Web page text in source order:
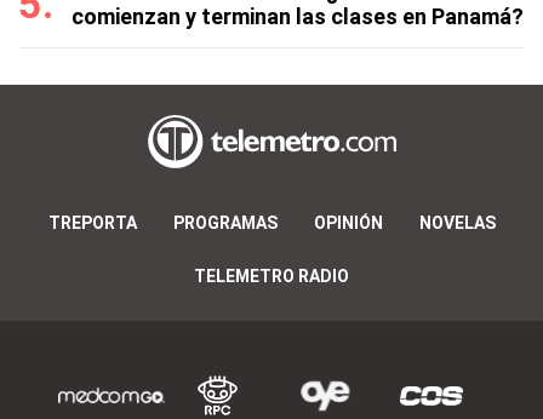
comienzan y terminan las clases en Panamá?
TREPORTA PROGRAMAS OPINIÓN NOVELAS
TELEMETRO RADIO